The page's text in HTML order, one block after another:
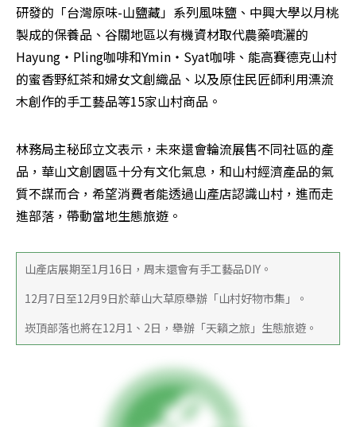
研發的「台灣原味-山鹽藏」系列風味鹽、中興大學以月桃
製成的保養品、谷關地區以有機資材取代農藥噴灑的
Hayung・Pling咖啡和Ymin・Syat咖啡、能高賽德克山村
的蜜香野紅茶和婦女文創織品、以及原住民匠師利用漂流
木創作的手工藝品等15家山村商品。
林務局主秘邱立文表示，未來還會輪流展售不同社區的產
品，華山文創園區十分有文化氣息，和山村經濟產品的氣
質不謀而合，希望消費者能透過山產店認識山村，進而走
進部落，帶動當地生態旅遊。
山產店展期至1月16日，周末還會有手工藝品DIY。
12月7日至12月9日於華山大草原舉辦「山村好物市集」。
崁頂部落也將在12月1、2日，舉辦「天籟之旅」生態旅遊。